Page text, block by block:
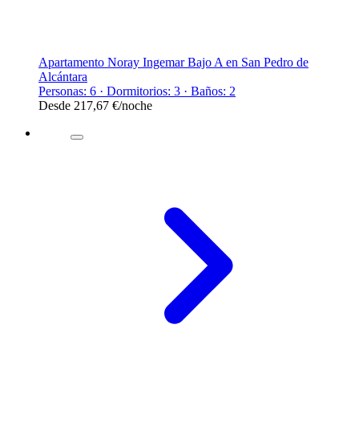
Apartamento Noray Ingemar Bajo A en San Pedro de
Alcántara
Personas: 6 · Dormitorios: 3 · Baños: 2
Desde 217,67 €/noche